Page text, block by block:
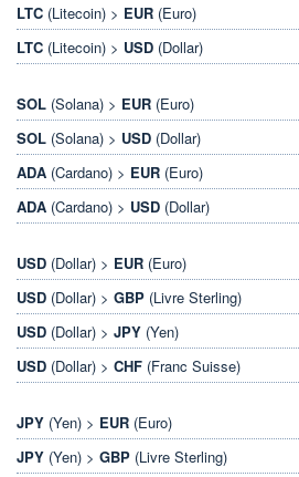
LTC (Litecoin) > EUR (Euro)
LTC (Litecoin) > USD (Dollar)
SOL (Solana) > EUR (Euro)
SOL (Solana) > USD (Dollar)
ADA (Cardano) > EUR (Euro)
ADA (Cardano) > USD (Dollar)
USD (Dollar) > EUR (Euro)
USD (Dollar) > GBP (Livre Sterling)
USD (Dollar) > JPY (Yen)
USD (Dollar) > CHF (Franc Suisse)
JPY (Yen) > EUR (Euro)
JPY (Yen) > GBP (Livre Sterling)